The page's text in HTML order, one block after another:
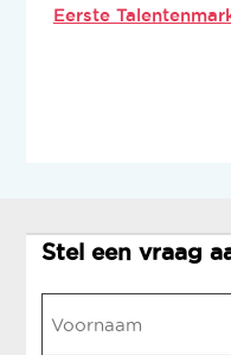
Eerste
Stel een vraag